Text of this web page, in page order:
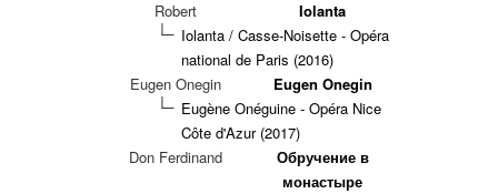
Robert
Iolanta
Iolanta / Casse-Noisette - Opéra
national de Paris (2016)
Eugen Onegin
Eugen Onegin
Eugène Onéguine - Opéra Nice
Côte d'Azur (2017)
Don Ferdinand
Обручение в
монастыре